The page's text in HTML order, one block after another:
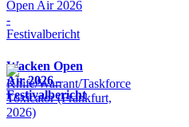
Wacken Open
Air 2026 -
Festivalbericht